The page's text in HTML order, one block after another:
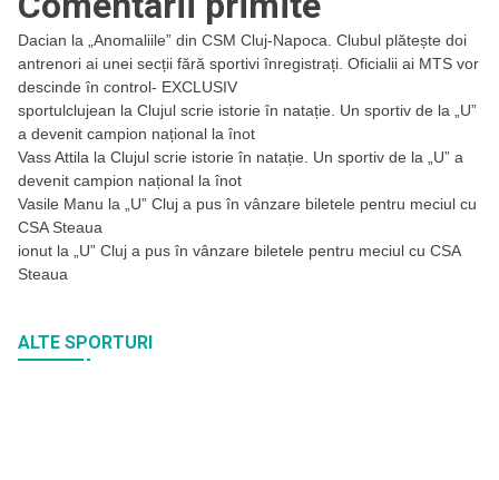
Dacian la
„Anomaliile” din CSM Cluj-Napoca. Clubul plătește doi
antrenori ai unei secții fără sportivi înregistrați. Oficialii ai MTS vor
descinde în control- EXCLUSIV
sportulclujean la Clujul scrie istorie în natație. Un sportiv de la „U”
a devenit campion național la înot
Vass Attila la Clujul scrie istorie în natație. Un sportiv de la „U” a
devenit campion național la înot
Vasile Manu la
„U” Cluj a pus în vânzare biletele pentru meciul cu
CSA Steaua
ionut la
„U” Cluj a pus în vânzare biletele pentru meciul cu CSA
Steaua
ALTE SPORTURI